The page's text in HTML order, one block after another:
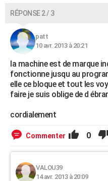
RÉPONSE 2 / 3
patt
10 avr. 2013 à 20:21
la machine est de marque
fonctionne jusqu au
elle ce bloque et tout les
faire je suis oblige de d
cordialement
Commenter 0
VALOU39
14 avr. 2013 à 20:09